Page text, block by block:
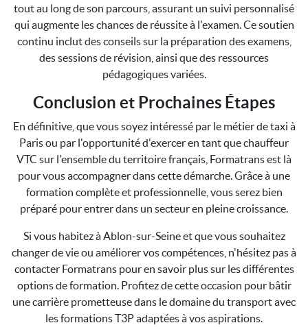
tout au long de son parcours, assurant un suivi personnalisé
qui augmente les chances de réussite à l'examen. Ce soutien
continu inclut des conseils sur la préparation des examens,
des sessions de révision, ainsi que des ressources
pédagogiques variées.
Conclusion et Prochaines Étapes
En définitive, que vous soyez intéressé par le métier de taxi à
Paris ou par l'opportunité d'exercer en tant que chauffeur
VTC sur l'ensemble du territoire français, Formatrans est là
pour vous accompagner dans cette démarche. Grâce à une
formation complète et professionnelle, vous serez bien
préparé pour entrer dans un secteur en pleine croissance.
Si vous habitez à Ablon-sur-Seine et que vous souhaitez
changer de vie ou améliorer vos compétences, n'hésitez pas à
contacter Formatrans pour en savoir plus sur les différentes
options de formation. Profitez de cette occasion pour bâtir
une carrière prometteuse dans le domaine du transport avec
les formations T3P adaptées à vos aspirations.